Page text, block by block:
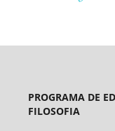
PROGRAMA DE
FILOSOFIA